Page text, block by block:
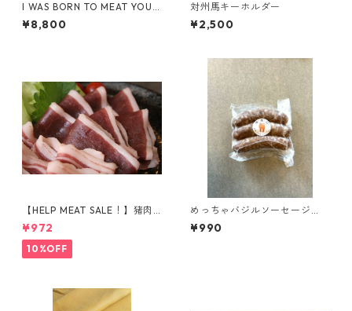
I WAS BORN TO MEAT YOU B
OX 【スライス×2P/ソーセー
ジ×3P/ハンバーグ×1P/ベーコ
¥8,800
対州馬キーホルダー
¥2,500
【HELP MEAT SALE！】猪肉
モモ肉 スライス 150g
¥972
10%OFF
めっちゃバジルソーセージ
（無塩せきソーセージ）
¥990